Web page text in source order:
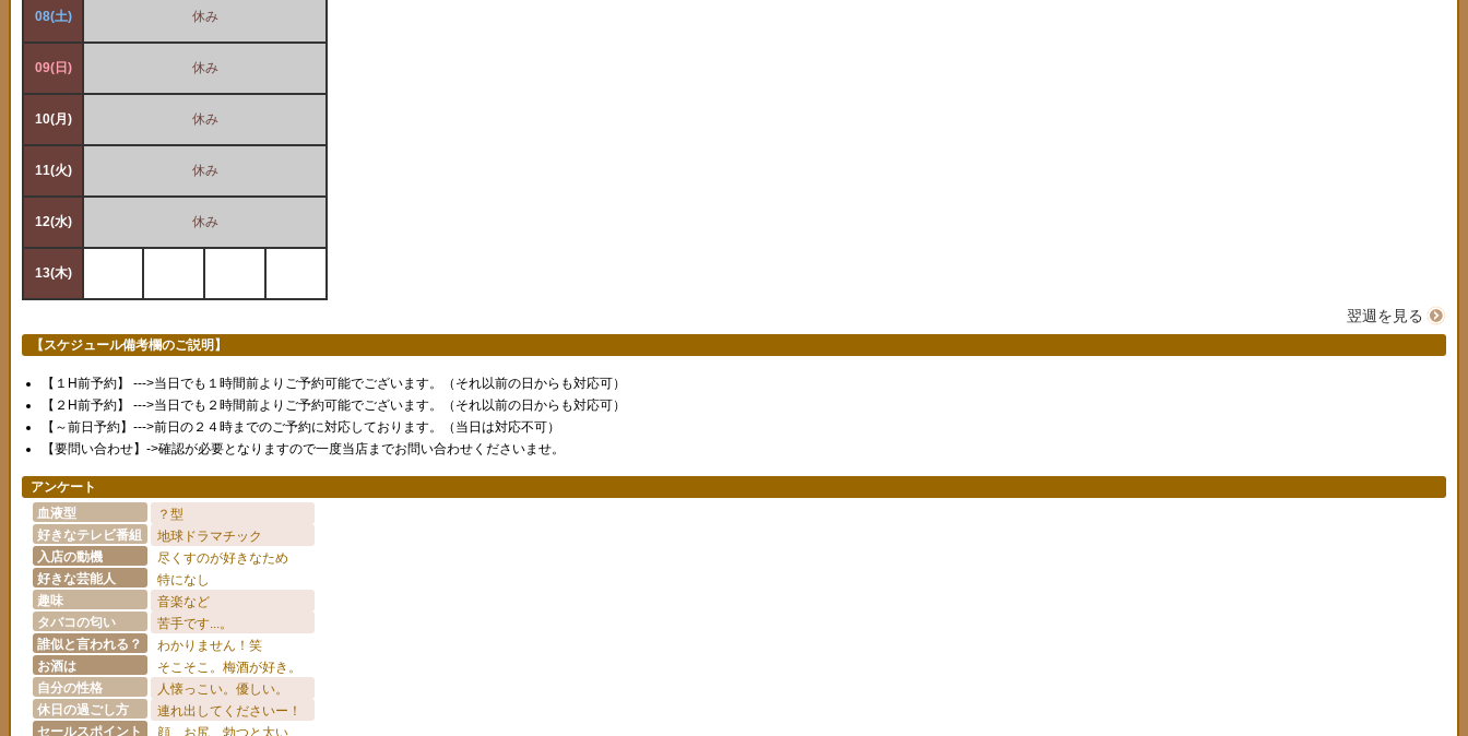
08(土) 休み
09(日) 休み
10(月) 休み
11(火) 休み
12(水) 休み
13(木)
翌週を見る
【スケジュール備考欄のご説明】
【１H前予約】 --->当日でも１時間前よりご予約可能でございます。（それ以前の日からも対応可）
【２H前予約】 --->当日でも２時間前よりご予約可能でございます。（それ以前の日からも対応可）
【～前日予約】--->前日の２４時までのご予約に対応しております。（当日は対応不可）
【要問い合わせ】->確認が必要となりますので一度当店までお問い合わせくださいませ。
アンケート
血液型
？型
好きなテレビ番組
地球ドラマチック
入店の動機
尽くすのが好きなため
好きな芸能人
特になし
趣味
音楽など
タバコの匂い
苦手です...。
誰似と言われる？
わかりません！笑
お酒は
そこそこ。梅酒が好き。
自分の性格
人懐っこい。優しい。
休日の過ごし方
連れ出してくださいー！
セールスポイント
顔、お尻、勃つと太い